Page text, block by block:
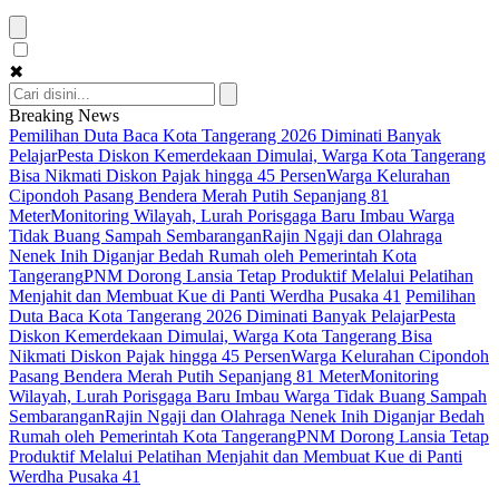
✖
Breaking News
Pemilihan Duta Baca Kota Tangerang 2026 Diminati Banyak
PelajarPesta Diskon Kemerdekaan Dimulai, Warga Kota Tangerang
Bisa Nikmati Diskon Pajak hingga 45 PersenWarga Kelurahan
Cipondoh Pasang Bendera Merah Putih Sepanjang 81
MeterMonitoring Wilayah, Lurah Porisgaga Baru Imbau Warga
Tidak Buang Sampah SembaranganRajin Ngaji dan Olahraga
Nenek Inih Diganjar Bedah Rumah oleh Pemerintah Kota
TangerangPNM Dorong Lansia Tetap Produktif Melalui Pelatihan
Menjahit dan Membuat Kue di Panti Werdha Pusaka 41 Pemilihan
Duta Baca Kota Tangerang 2026 Diminati Banyak PelajarPesta
Diskon Kemerdekaan Dimulai, Warga Kota Tangerang Bisa
Nikmati Diskon Pajak hingga 45 PersenWarga Kelurahan Cipondoh
Pasang Bendera Merah Putih Sepanjang 81 MeterMonitoring
Wilayah, Lurah Porisgaga Baru Imbau Warga Tidak Buang Sampah
SembaranganRajin Ngaji dan Olahraga Nenek Inih Diganjar Bedah
Rumah oleh Pemerintah Kota TangerangPNM Dorong Lansia Tetap
Produktif Melalui Pelatihan Menjahit dan Membuat Kue di Panti
Werdha Pusaka 41